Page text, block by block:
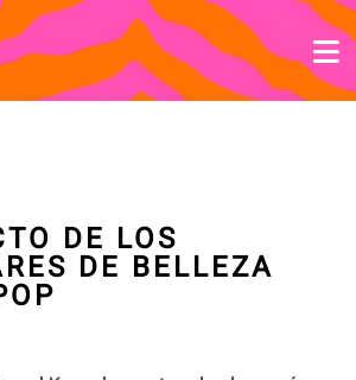
DE LOS
DE BELLEZA